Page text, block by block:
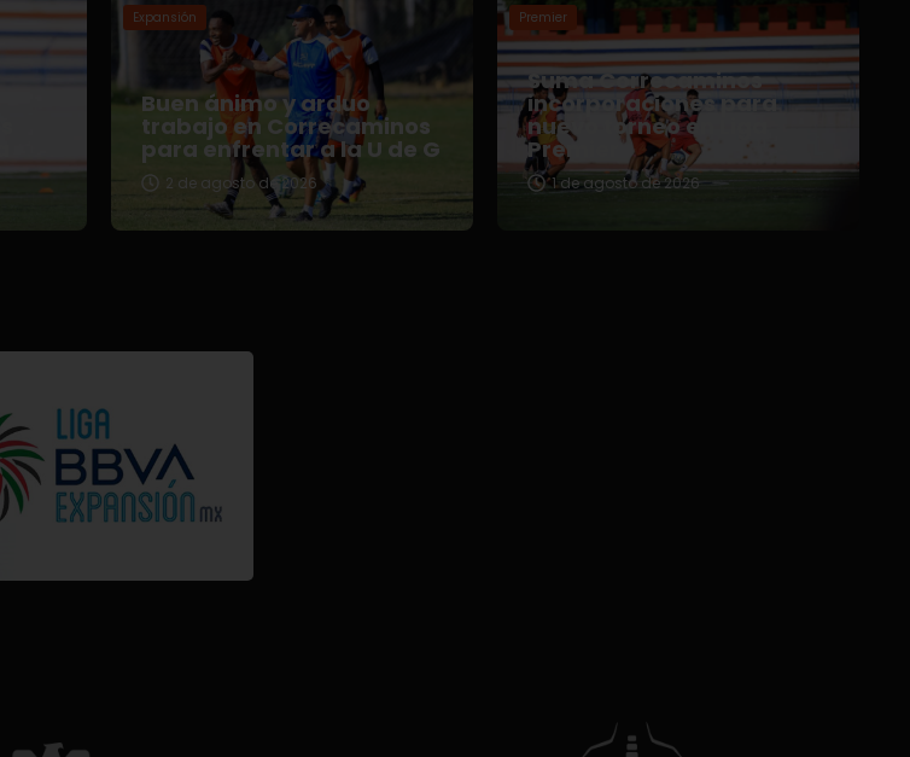
Expansión
Buen ánimo y arduo
trabajo en Correcaminos
para enfrentar a la U de G
2 de agosto de 2026
Premier
Suma Correcaminos
incorporaciones para
nuevo torneo en Liga
Premier
1 de agosto de 2026